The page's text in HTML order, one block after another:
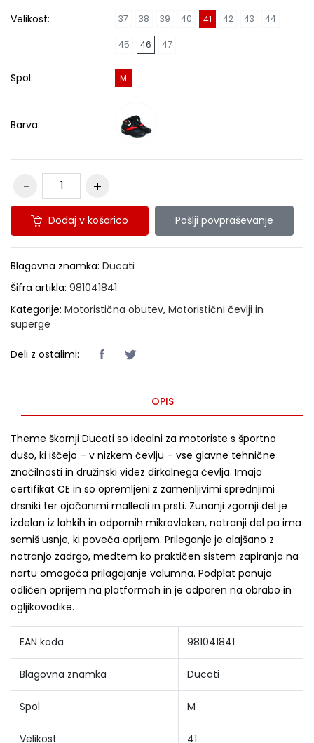
Velikost: 37 38 39 40 41 42 43 44
45 46 47
Spol: M
Barva:
Dodaj v košarico Pošlji povpraševanje
Blagovna znamka: Ducati
Šifra artikla: 981041841
Kategorije: Motoristična obutev, Motoristični čevlji in
superge
Deli z ostalimi:
OPIS
Theme škornji Ducati so idealni za motoriste s športno
dušo, ki iščejo – v nizkem čevlju – vse glavne tehnične
značilnosti in družinski videz dirkalnega čevlja. Imajo
certifikat CE in so opremljeni z zamenljivimi sprednjimi
drsniki ter ojačanimi malleoli in prsti. Zunanji zgornji del je
izdelan iz lahkih in odpornih mikrovlaken, notranji del pa ima
semiš usnje, ki poveča oprijem. Prileganje je olajšano z
notranjo zadrgo, medtem ko praktičen sistem zapiranja na
nartu omogoča prilagajanje volumna. Podplat ponuja
odličen oprijem na platformah in je odporen na obrabo in
ogljikovodike.
EAN koda 981041841
Blagovna znamka Ducati
Spol M
Velikost 41